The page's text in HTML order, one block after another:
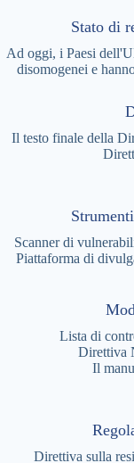
Stato di
Ad oggi, i Paesi
disomogenei e
Il testo finale della
Scanner di
Piattaforma di
Lista di
Direttiva
Il
Direttiva sulla